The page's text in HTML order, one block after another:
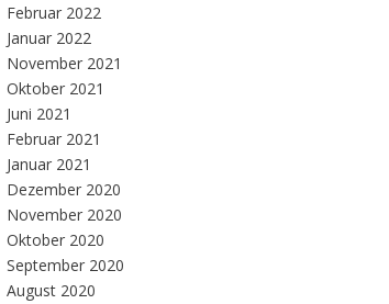
Februar 2022
Januar 2022
November 2021
Oktober 2021
Juni 2021
Februar 2021
Januar 2021
Dezember 2020
November 2020
Oktober 2020
September 2020
August 2020